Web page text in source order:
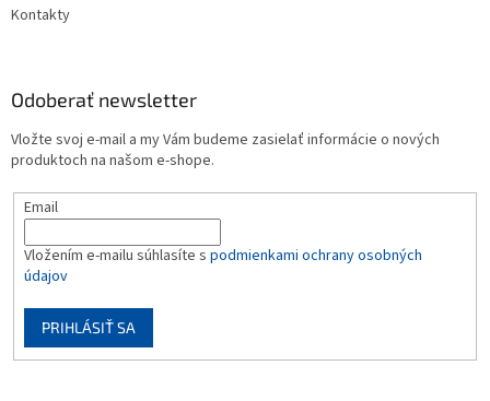
Kontakty
Odoberať newsletter
Vložte svoj e-mail a my Vám budeme zasielať informácie o nových
produktoch na našom e-shope.
Email
Vložením e-mailu súhlasíte s podmienkami ochrany osobných
údajov
PRIHLÁSIŤ SA